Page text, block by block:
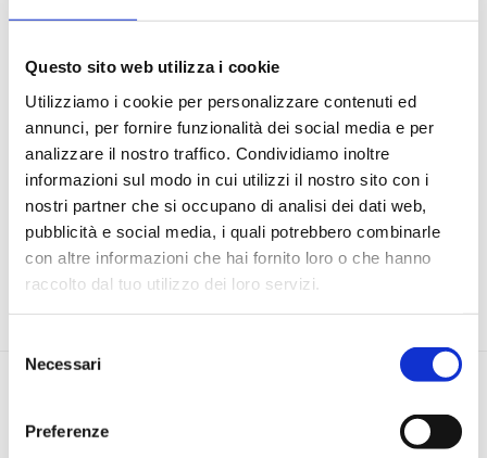
Questo sito web utilizza i cookie
Utilizziamo i cookie per personalizzare contenuti ed
annunci, per fornire funzionalità dei social media e per
analizzare il nostro traffico. Condividiamo inoltre
informazioni sul modo in cui utilizzi il nostro sito con i
nostri partner che si occupano di analisi dei dati web,
pubblicità e social media, i quali potrebbero combinarle
con altre informazioni che hai fornito loro o che hanno
raccolto dal tuo utilizzo dei loro servizi.
delNecessari
Preferenze
Gestione dei pareri nell'ambito delle pratiche di AUA e
protocollo scarichi fuori fognatura
Gestione degli esposti in materia di Rumore
Gestione dei procedimenti di Bonifica nel Comune di Ferrara
Gestione della mobilità e progetti e interventi per
incrementare la sua sostenibilità
Gestione dei rifiuti urbani: Il sistema di raccolta dei rifiuti